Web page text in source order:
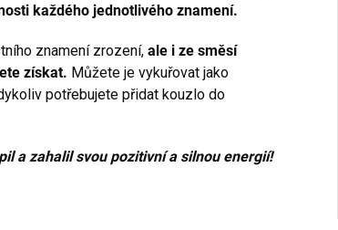
každého jednotlivého znamení.
znamení zrození, ale i ze směsí
získat. Můžete je vykuřovat jako
potřebujete přidat kouzlo do
a zahalil svou pozitivní a silnou energií!
CHCI SLEVU
od nás budete dostávat obchodní